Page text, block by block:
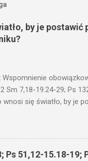
by je
Wspomnienie
Sm 7,18-19.24-29; Ps
wnosi się światło, by je
I mówił im:
i jeszcze wam
fragmencie z
Ps 51,12-15.18-19;